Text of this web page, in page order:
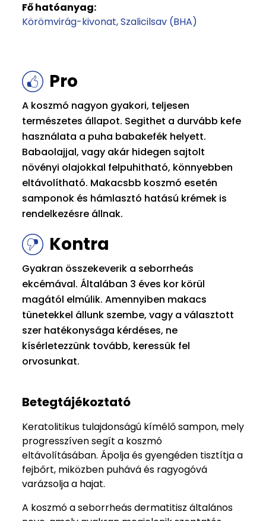
Fő hatóanyag:
Körömvirág-kivonat Szalicilsav (BHA)
Pro
A koszmó nagyon gyakori, teljesen
természetes állapot. Segithet a durvább kefe
használata a puha babakefék helyett.
Babaolajjal, vagy akár hidegen sajtolt
növényi olajokkal felpuhitható, könnyebben
eltávolítható. Makacsbb koszmó esetén
samponok és hámlasztó hatású krémek is
rendelkezésre állnak.
Kontra
Gyakran összekeverik a seborrheás
ekcémával. Általában 3 éves kor körül
magától elmúlik. Amennyiben makacs
tünetekkel állunk szembe, vagy a választott
szer hatékonysága kérdéses, ne
kísérletezzünk tovább, keressük fel
orvosunkat.
Betegtájékoztató
Keratolitikus tulajdonságú kímélő sampon, mely
progresszíven segít a koszmó
eltávolításában. Ápolja és gyengéden tisztítja a
fejbőrt, miközben puhává és ragyogóvá
varázsolja a hajat.
A koszmó a seborrheás dermatitisz általános